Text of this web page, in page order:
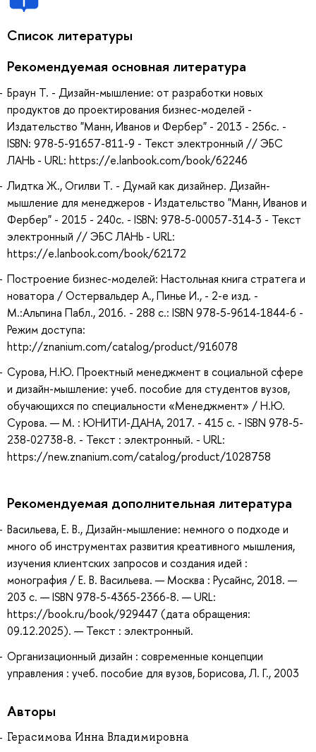
Список литературы
Рекомендуемая основная литература
Браун Т. - Дизайн-мышление: от разработки новых
продуктов до проектирования бизнес-моделей -
Издательство "Манн, Иванов и Фербер" - 2013 - 256с. -
ISBN: 978-5-91657-811-9 - Текст электронный // ЭБС
ЛАНЬ - URL: https://e.lanbook.com/book/62246
Лидтка Ж., Огилви Т. - Думай как дизайнер. Дизайн-
мышление для менеджеров - Издательство "Манн, Иванов и
Фербер" - 2015 - 240с. - ISBN: 978-5-00057-314-3 - Текст
электронный // ЭБС ЛАНЬ - URL:
https://e.lanbook.com/book/62172
Построение бизнес-моделей: Настольная книга стратега и
новатора / Остервальдер А., Пинье И., - 2-е изд. -
М.:Альпина Пабл., 2016. - 288 с.: ISBN 978-5-9614-1844-6 -
Режим доступа:
http://znanium.com/catalog/product/916078
Сурова, Н.Ю. Проектный менеджмент в социальной сфере
и дизайн-мышление: учеб. пособие для студентов вузов,
обучающихся по специальности «Менеджмент» / Н.Ю.
Сурова. — М. : ЮНИТИ-ДАНА, 2017. - 415 с. - ISBN 978-5-
238-02738-8. - Текст : электронный. - URL:
https://new.znanium.com/catalog/product/1028758
Рекомендуемая дополнительная литература
Васильева, Е. В., Дизайн-мышление: немного о подходе и
много об инструментах развития креативного мышления,
изучения клиентских запросов и создания идей :
монография / Е. В. Васильева. — Москва : Русайнс, 2018. —
203 с. — ISBN 978-5-4365-2366-8. — URL:
https://book.ru/book/929447 (дата обращения:
09.12.2025). — Текст : электронный.
Организационный дизайн : современные концепции
управления : учеб. пособие для вузов, Борисова, Л. Г., 2003
Авторы
Герасимова Инна Владимировна